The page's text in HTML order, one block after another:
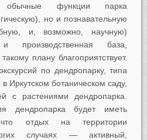
функции парка
но и познавательную
и, возможно, научную)
база,
плану благоприятствует.
по дендропарку, типа
Иркутском ботаническом саду,
с растениями дендропарка.
дендропарка будет иметь
отдых на территории
случаях — активный,